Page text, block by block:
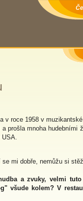
v roce 1958 v muzikantské
prošla mnoha hudebními
mi dobře, nemůžu si
a zvuky, velmi
všude kolem? V